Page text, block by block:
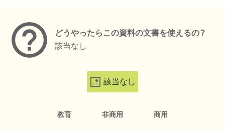
どうやったらこの資料の文書を使えるの？
該当なし
該当なし
教育 非商用 商用